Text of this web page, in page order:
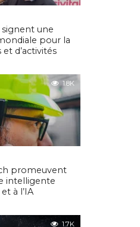
signent une
pour la
d’activités
1.8K
promeuvent
intelligente
à l’IA
1.7K